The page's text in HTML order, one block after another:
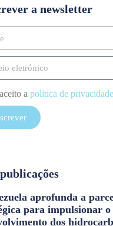
a newsletter
a política de privacidade
aprofunda a
para impulsionar o
dos